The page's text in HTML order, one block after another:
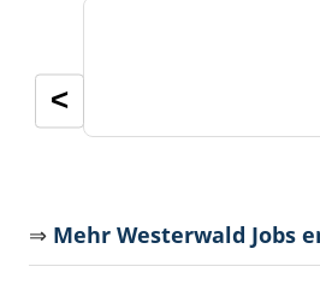
<
⇒ Mehr Westerwald Jobs